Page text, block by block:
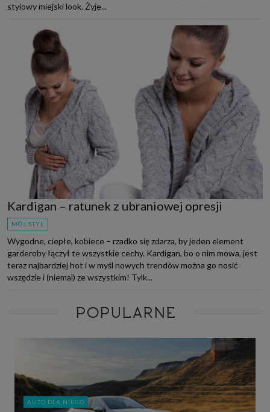
stylowy miejski look. Żyje...
Kardigan – ratunek z ubraniowej opresji
MÓJ STYL
Wygodne, ciepłe, kobiece – rzadko się zdarza, by jeden element
garderoby łączył te wszystkie cechy. Kardigan, bo o nim mowa, jest
teraz najbardziej hot i w myśl nowych trendów można go nosić
wszędzie i (niemal) ze wszystkim! Tylk...
POPULARNE
AUTO DLA NIEGO